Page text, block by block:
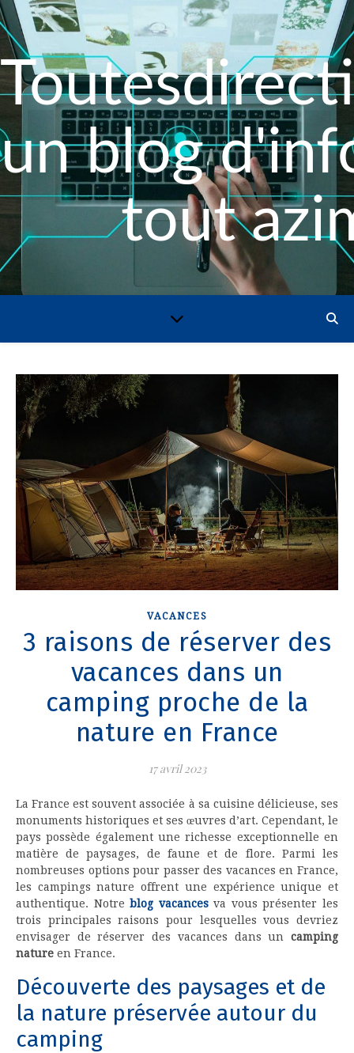
un blog
tout
VACANCES
3 raisons de réserver des
vacances dans un
camping proche de la
nature en France
17 avril 2023
La France est souvent associée à sa cuisine délicieuse, ses
monuments historiques et ses œuvres d’art. Cependant, le
pays possède également une richesse exceptionnelle en
matière de paysages, de faune et de flore. Parmi les
nombreuses options pour passer des vacances en France,
les campings nature offrent une expérience unique et
authentique. Notreblog vacancesva vous présenter les
trois principales raisons pour lesquelles vous devriez
envisager de réserver des vacances dans un camping
nature en France.
Découverte des paysages et de
la nature préservée autour du
camping